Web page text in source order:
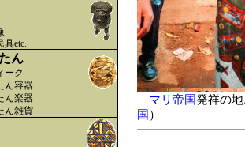
具etc.
ん
ーク
ん容器
ん楽器
ん雑貨
マリ帝国発祥の
国 ）